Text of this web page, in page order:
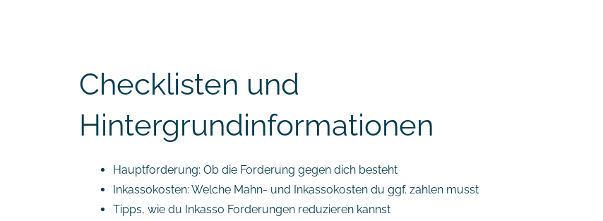
Checklisten und
Hintergrundinformationen
Hauptforderung: Ob die Forderung gegen dich besteht
Inkassokosten: Welche Mahn- und Inkassokosten du ggf. zahlen musst
Tipps, wie du Inkasso Forderungen reduzieren kannst